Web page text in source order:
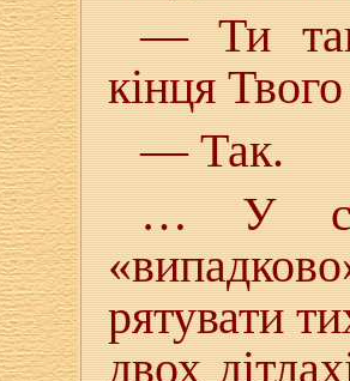
— Ти
кінця
— Так.
… У
рятувати
двох